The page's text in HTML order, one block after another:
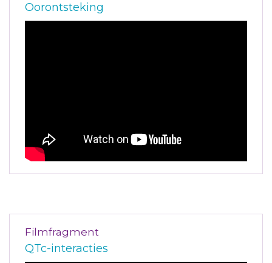
Oorontsteking
Filmfragment
QTc-interacties